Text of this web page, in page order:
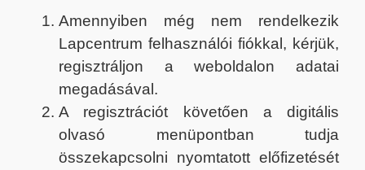
Amennyiben még nem rendelkezik
Lapcentrum felhasználói fiókkal, kérjük,
regisztráljon a weboldalon adatai
megadásával.
A regisztrációt követően a digitális
olvasó menüpontban tudja
összekapcsolni nyomtatott előfizetését